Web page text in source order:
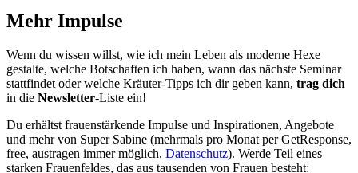
Mehr Impulse
Wenn du wissen willst, wie ich mein Leben als moderne Hexe
gestalte, welche Botschaften ich haben, wann das nächste Seminar
stattfindet oder welche Kräuter-Tipps ich dir geben kann, trag dich
in die Newsletter-Liste ein!
Du erhältst frauenstärkende Impulse und Inspirationen, Angebote
und mehr von Super Sabine (mehrmals pro Monat per GetResponse,
free, austragen immer möglich, Datenschutz). Werde Teil eines
starken Frauenfeldes, das aus tausenden von Frauen besteht: